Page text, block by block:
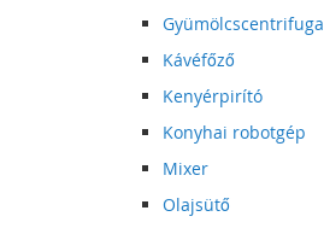
Gyümölcscentrifuga
Kávéfőző
Kenyérpirító
Konyhai robotgép
Mixer
Olajsütő